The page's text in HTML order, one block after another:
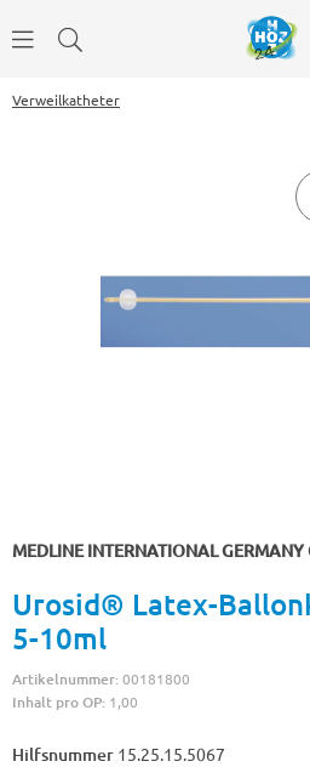
Verweilkatheter
MEDLINE INTERNATIONAL GERMANY
Urosid® Latex-
5-10ml
Artikelnummer:00181800
Inhalt pro OP: 1,00
Hilfsnummer 15.25.15.5067